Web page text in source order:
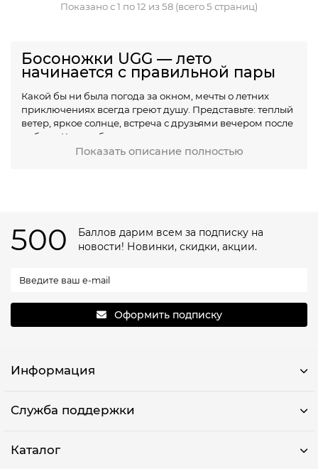
Показано с 1 по 12 из 58 (всего 5 страниц)
Босоножки UGG — лето
начинается с правильной пары
Какой бы ни была погода за окном, мечты о летних
приключениях всегда греют душу. Представьте: теплый
ветер, яркое солнце, встреча с друзьями вечером после
работы. Какая обувь сможет поддержать такое
настроение? Конечно, женские босоножки UGG! Бренд,
трендов и пожеланий реальных людей — таких, как вы.
Хочется чего-то смелого или все-таки привычного?
дерзких платформ, лаконичных форм и ярких деталей.
Летние босоножки UGG: отдых со
вкусом и комфортом
решают этот вечный спор. Они производятся из
премиальных материалов: бархатные ремешки,
который дарит непривычный комфорт даже в самом
разгаре лета. Ну скажите честно, кто мог представить
Показать описание полностью
500
Баллов дарим всем за подписку на
новости! Новинки, скидки, акции.
Оформить подписку
Информация
Служба поддержки
Каталог